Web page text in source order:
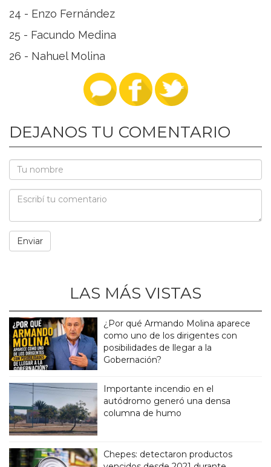
24 - Enzo Fernández
25 - Facundo Medina
26 - Nahuel Molina
DEJANOS TU COMENTARIO
LAS MÁS VISTAS
¿Por qué Armando Molina aparece
como uno de los dirigentes con
posibilidades de llegar a la
Gobernación?
Importante incendio en el
autódromo generó una densa
columna de humo
Chepes: detectaron productos